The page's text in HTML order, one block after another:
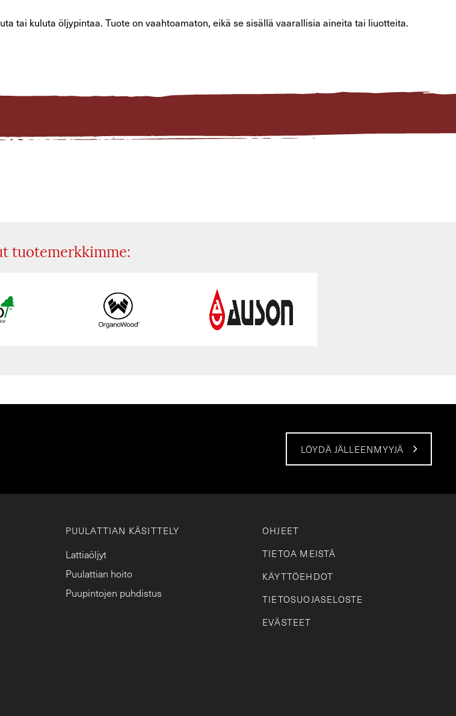
tai kuluta öljypintaa. Tuote on vaahtoamaton, eikä se sisällä vaarallisia aineita tai liuotteita.
tuotemerkkimme:
LÖYDÄ JÄLLEENMYYJÄ
PUULATTIAN KÄSITTELY
Lattiaöljyt
Puulattian hoito
Puupintojen puhdistus
OHJEET
TIETOA MEISTÄ
KÄYTTÖEHDOT
TIETOSUOJASELOSTE
EVÄSTEET